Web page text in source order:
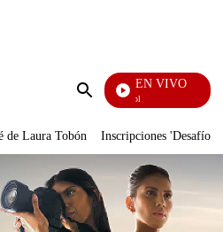
Enviar
EN VIVO
Noticias Caracol
de Laura Tobón Inscripciones 'Desafío'